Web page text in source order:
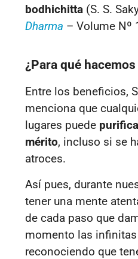
bodhichitta (S. S.
Dharma – Volume Nº
¿Para qué
Entre los beneficios,
menciona que
lugares puede
mérito, incluso si se
atroces.
Así pues, durante
tener una mente
de cada paso que
momento las
reconociendo que